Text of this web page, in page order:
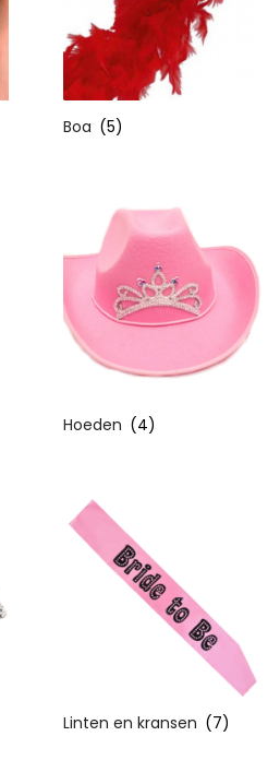
Boa (5)
Hoeden (4)
Linten en kransen (7)